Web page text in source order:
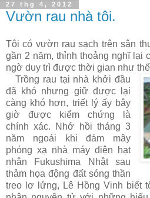
27 thg 4, 2012
Vườn rau nhà tôi.
Tôi có vườn rau sạch trên sân
gần 2 năm, thỉnh thoảng nghĩ lại
ngờ duy trì được thời gian như
Trồng rau tại nhà khởi đầu
đã khó nhưng giữ được lại
càng khó hơn, triết lý ấy bây
giờ được kiểm chứng là
chính xác. Nhớ hồi tháng 3
năm ngoái khi đám mây
phóng xạ nhà máy điện hạt
nhân Fukushima Nhật sau
thảm họa động đất sóng thần
treo lơ lửng, Lê Hồng Vinh biết